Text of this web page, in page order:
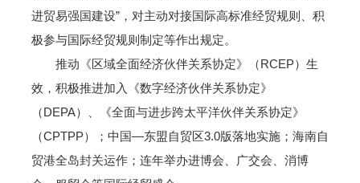
进贸易强国建设”，对主动对接国际高标准经贸规则、积
极参与国际经贸规则制定等作出规定。
推动《区域全面经济伙伴关系协定》（RCEP）生
效，积极推进加入《数字经济伙伴关系协定》
（DEPA）、《全面与进步跨太平洋伙伴关系协定》
（CPTPP）；中国—东盟自贸区3.0版落地实施；海南自
贸港全岛封关运作；连年举办进博会、广交会、消博